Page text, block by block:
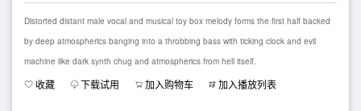
Distorted distant male vocal and musical toy box melody forms the first half backed
by deep atmospherics banging into a throbbing bass with ticking clock and evil
machine like dark synth chug and atmospherics from hell itself.
收藏 下载试用 加入购物车 加入播放列表